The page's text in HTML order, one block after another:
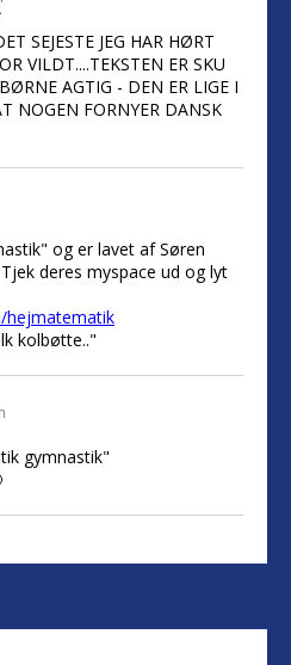
SEJESTE JEG HAR HØRT
VILDT....TEKSTEN ER SKU
AGTIG - DEN ER LIGE I
NOGEN FORNYER DANSK
og er lavet af Søren
deres myspace ud og lyt
hejmatematik
kolbøtte.."
gymnastik"